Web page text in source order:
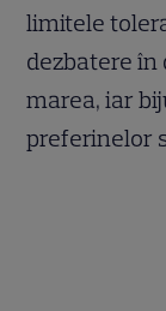
limitele
dezbatere
marea, iar
preferinelor